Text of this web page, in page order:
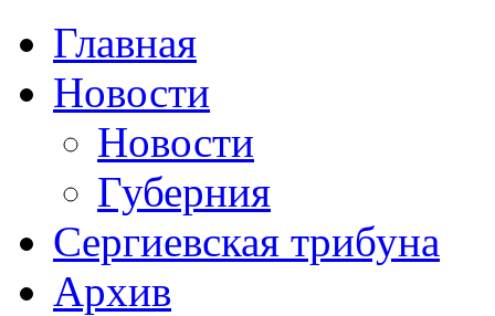
Главная
Новости
Новости
Губерния
Сергиевская трибуна
Архив